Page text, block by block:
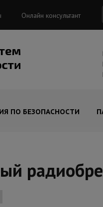
Онлайн консультант
ПО БЕЗОПАСНОСТИ